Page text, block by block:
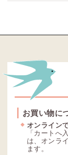
お買い物に
オンライン
「カートへ
は、オンラ
ます。